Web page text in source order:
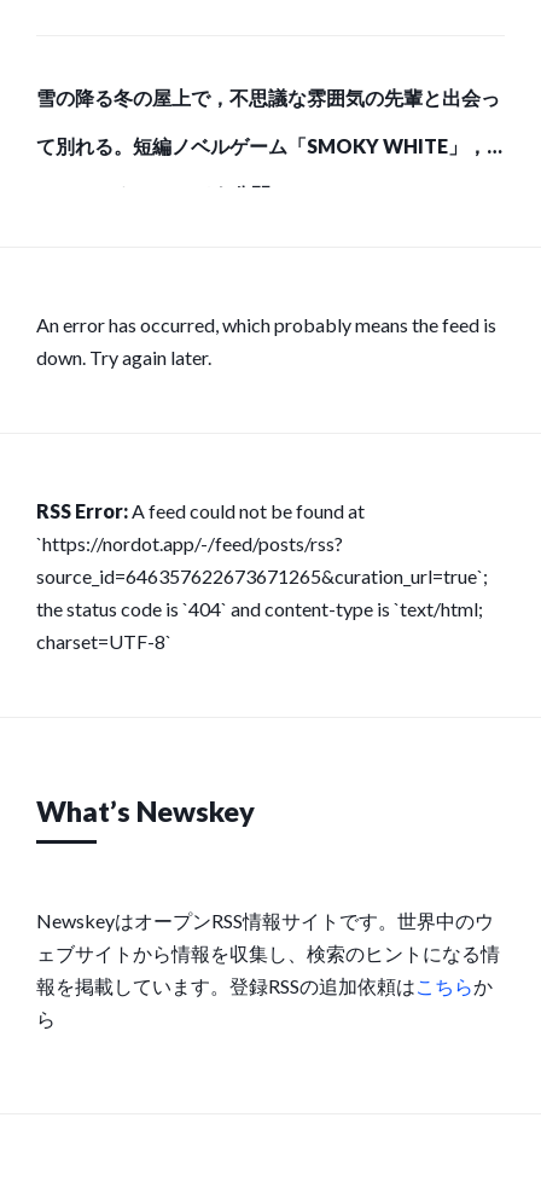
雪の降る冬の屋上で，不思議な雰囲気の先輩と出会っ
て別れる。短編ノベルゲーム「SMOKY WHITE」，
Steamストアページを公開
An error has occurred, which probably means the feed is
down. Try again later.
RSS Error:A feed could not be found at
`https://nordot.app/-/feed/posts/rss?
source_id=646357622673671265&curation_url=true`;
the status code is `404` and content-type is `text/html;
charset=UTF-8`
What’s Newskey
NewskeyはオープンRSS情報サイトです。世界中のウ
ェブサイトから情報を収集し、検索のヒントになる情
報を掲載しています。登録RSSの追加依頼は こちらか
ら